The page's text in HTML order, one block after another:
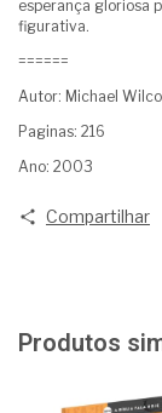
esperança gloriosa
figurativa.
======
Autor: Michael
Paginas: 216
Ano: 2003
Compartilhar
Produtos